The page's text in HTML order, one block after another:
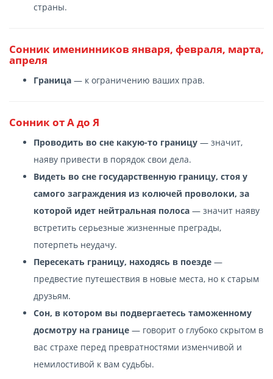
страны.
Сонник именинников января, февраля, марта,
апреля
Граница — к ограничению ваших прав.
Сонник от А до Я
Проводить во сне какую-то границу — значит,
наяву привести в порядок свои дела.
Видеть во сне государственную границу, стоя у
самого заграждения из колючей проволоки, за
которой идет нейтральная полоса — значит наяву
встретить серьезные жизненные преграды,
потерпеть неудачу.
Пересекать границу, находясь в поезде —
предвестие путешествия в новые места, но к старым
друзьям.
Сон, в котором вы подвергаетесь таможенному
досмотру на границе — говорит о глубоко скрытом в
вас страхе перед превратностями изменчивой и
немилостивой к вам судьбы.